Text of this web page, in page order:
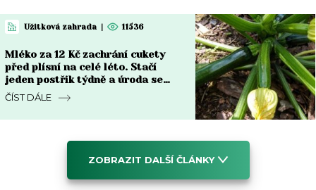
Užitková zahrada | 11536
Mléko za 12 Kč zachrání cukety
před plísní na celé léto. Stačí
jeden postřik týdně a úroda se
zdvojnásobí
ČÍST DÁLE
ZOBRAZIT DALŠÍ ČLÁNKY